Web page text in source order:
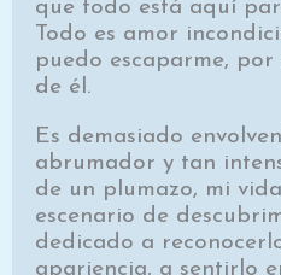
que todo está aquí
Todo es amor
puedo escaparme,
de él.
Es demasiado
abrumador y tan
de un plumazo, mi
escenario de
dedicado a
apariencia, a sentirlo